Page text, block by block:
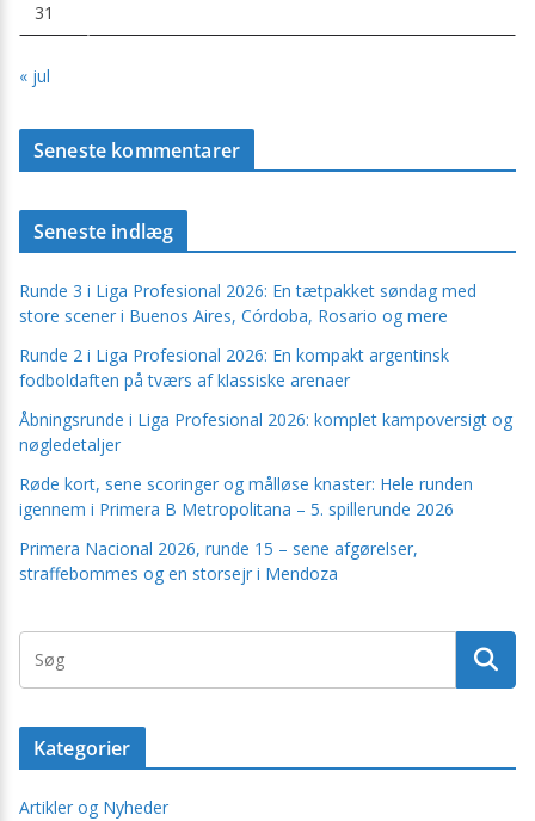
31
« jul
Seneste kommentarer
Seneste indlæg
Runde 3 i Liga Profesional 2026: En tætpakket søndag med
store scener i Buenos Aires, Córdoba, Rosario og mere
Runde 2 i Liga Profesional 2026: En kompakt argentinsk
fodboldaften på tværs af klassiske arenaer
Åbningsrunde i Liga Profesional 2026: komplet kampoversigt og
nøgledetaljer
Røde kort, sene scoringer og målløse knaster: Hele runden
igennem i Primera B Metropolitana – 5. spillerunde 2026
Primera Nacional 2026, runde 15 – sene afgørelser,
straffebommes og en storsejr i Mendoza
Kategorier
Artikler og Nyheder